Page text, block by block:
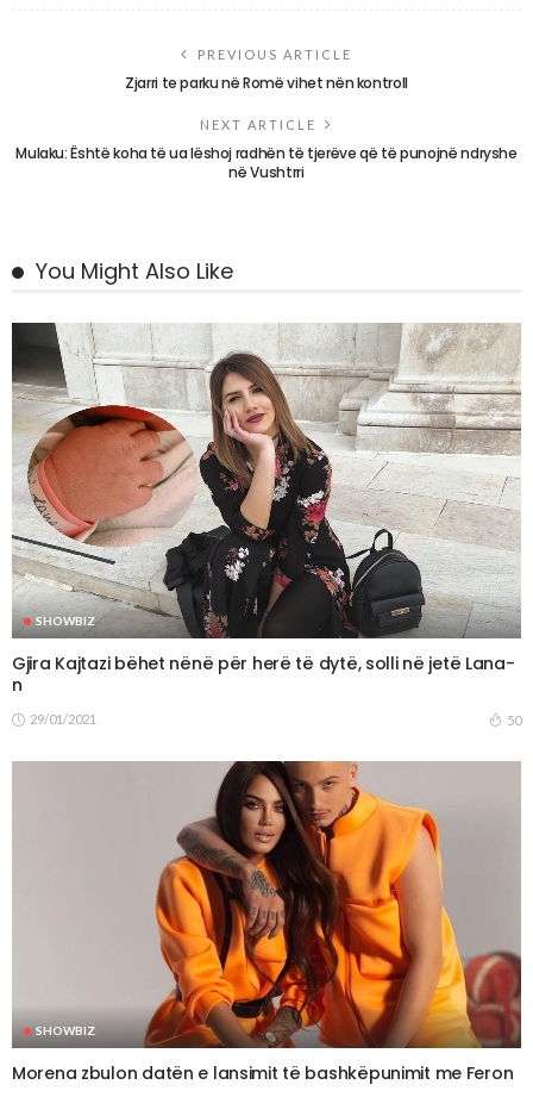
PREVIOUS ARTICLE
Zjarri te parku në Romë vihet nën kontroll
NEXT ARTICLE
Mulaku: Është koha të ua lëshoj radhën të tjerëve që të punojnë ndryshe
në Vushtrri
You Might Also Like
SHOWBIZ
Gjira Kajtazi bëhet nënë për herë të dytë, solli në jetë Lana-
n
29/01/2021 50
SHOWBIZ
Morena zbulon datën e lansimit të bashkëpunimit me Feron